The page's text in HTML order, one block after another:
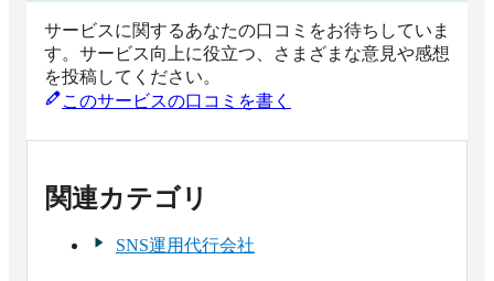
サービスに関するあなたの口コミをお待ちしていま
す。サービス向上に役立つ、さまざまな意見や感想
を投稿してください。
このサービスの口コミを書く
関連カテゴリ
SNS運用代行会社